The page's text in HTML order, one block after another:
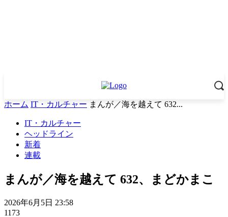
ホーム IT・カルチャー まんが／海を越えて 632...
IT・カルチャー
ヘッドライン
新着
連載
まんが／海を越えて 632、まどかまこ
2026年6月5日 23:58
1173